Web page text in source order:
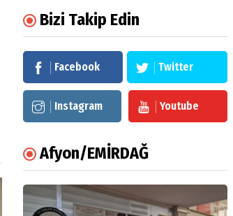
Bizi Takip Edin
Facebook Twitter
Instagram Youtube
Afyon/EMİRDAĞ